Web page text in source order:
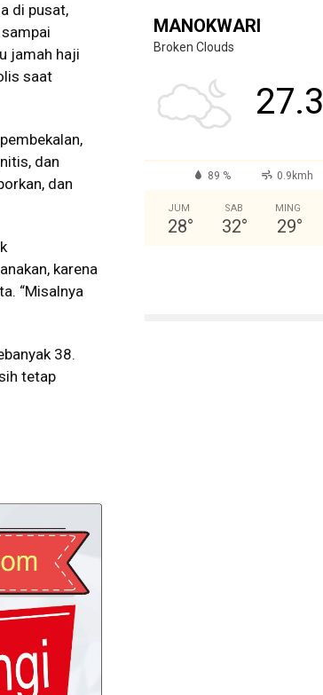
di pusat,
jamah haji
saat
dan
dan
karena
“Misalnya
38.
tetap
MANOKWARI
Broken Clouds
27.3
89 % 0.9kmh
JUM
28°
SAB
32°
MING
29°